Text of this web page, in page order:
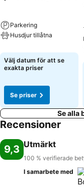
Parkering
Husdjur tillåtna
Välj datum för att se
exakta priser
Se priser
Se alla
Recensioner
9,3 Utmärkt
100 % verifierade
I samarbete med